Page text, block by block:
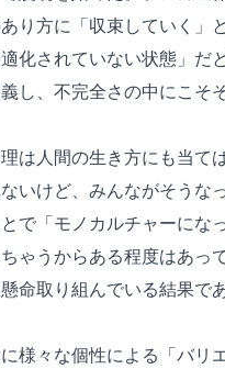
り方に「収束していく」
化されていない状態」だ
し、不完全さの中にこそ
は人間の生き方にも当て
いけど、みんながそうな
で「モノカルチャーにな
ゃうからある程度はあっ
命取り組んでいる結果で
様々な個性による「バリ